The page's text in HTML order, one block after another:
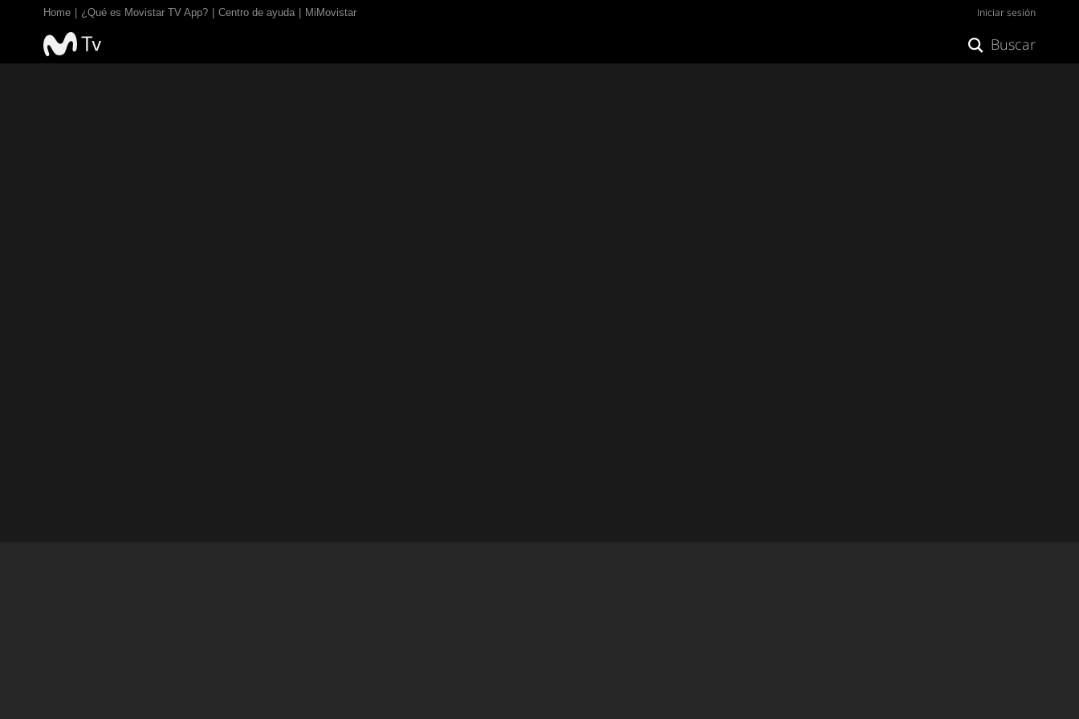
Home ¿Qué es Movistar TV App? Centro de ayuda MiMovistar Iniciar sesión
Buscar